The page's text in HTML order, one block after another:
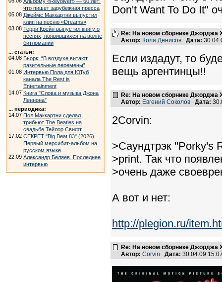
что пишет зарубежная пресса
05.08 Джеймс Маккартни выпустил
клип на песню «Dreams»
03.08 Терри Крейн выпустил книгу о
песнях, появившихся на волне
битломании
... статьи:
04.08 Бьорк: “В воздухе витают
разительные перемены”
01.08 Интервью Пола для ЮТуб
канала The Rest is
Entertainment
14.07 Книга "Слова и музыка Джона
Леннона"
... периодика:
14.07 Пол Маккартни сделал
трибьют The Beatles на
свадьбе Тейлор Свифт
17.02 СЕКРЕТ "Big Beat 83" (2026).
Первый мерсибит-альбом на
русском языке
22.09 Александр Беляев. Последнее
интервью
Don't Want To Do It"
Re: На новом сборнике Джорджа
Автор: Коля Денисов Дата:
Если издадут, то
вещь аргентинцы!!
Re: На новом сборнике Джорджа
Автор: Евгений Соколов Дата:
2Corvin:
>Саундтрэк "Porky's
>print. Так что
>очень даже
А вот и нет:
http://plegion.ru/
Re: На новом сборнике Джорджа
Автор: Corvin Дата: 30.04.09